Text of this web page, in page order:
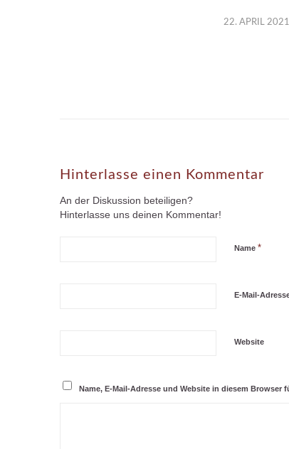
22. APRIL 2021
Hinterlasse einen Kommentar
An der Diskussion beteiligen?
Hinterlasse uns deinen Kommentar!
Name *
E-Mail-
Website
Name, E-Mail-Adresse und Website in diesem